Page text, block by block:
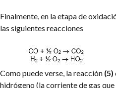
Finalmente, en la etapa de
las siguientes reacciones
Como puede verse, la reacción (5)
hidrógeno (la corriente de gas